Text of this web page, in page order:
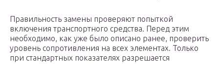
Правильность замены проверяют попыткой
включения транспортного средства. Перед этим
необходимо, как уже было описано ранее, проверить
уровень сопротивления на всех элементах. Только
при стандартных показателях разрешается